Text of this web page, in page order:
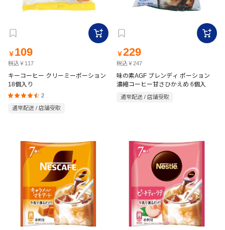
￥ 109
税込￥117
キーコーヒー クリーミーポーション
18個入り
2
通常配送 / 店舗受取
￥229
税込￥247
味の素AGF ブレンディ ポーション
濃縮コーヒー甘さひかえめ 6個入
通常配送 / 店舗受取